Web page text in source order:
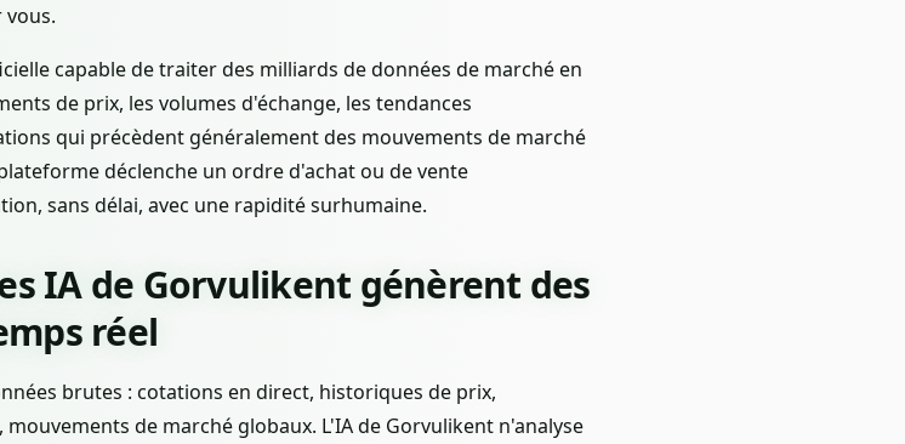
capable de traiter des milliards de données de marché en
de prix, les volumes d'échange, les tendances
qui précèdent généralement des mouvements de marché
déclenche un ordre d'achat ou de vente
sans délai, avec une rapidité surhumaine.
IA de Gorvulikent génèrent des
réel
brutes : cotations en direct, historiques de prix,
de marché globaux. L'IA de Gorvulikent n'analyse